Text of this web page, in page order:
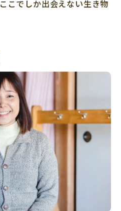
こでしか出会えない生き物